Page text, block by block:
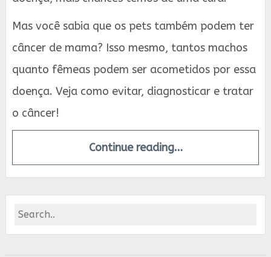
Mas você sabia que os pets também podem ter
câncer de mama? Isso mesmo, tantos machos
quanto fêmeas podem ser acometidos por essa
doença. Veja como evitar, diagnosticar e tratar
o câncer!
Continue reading…